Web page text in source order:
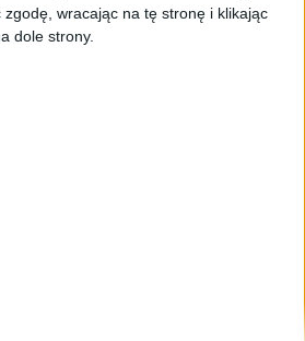
wracając na tę stronę i klikając
dole strony.